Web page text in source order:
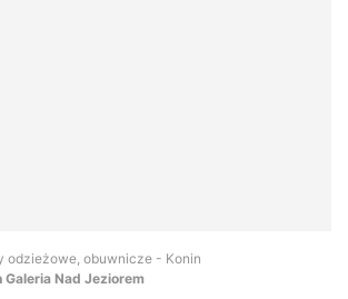
odzieżowe, obuwnicze - Konin
Galeria Nad Jeziorem